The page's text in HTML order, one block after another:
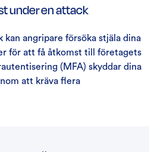
under en attack
kan angripare försöka stjäla dina
för att få åtkomst till företagets
(MFA) skyddar dina
att kräva flera